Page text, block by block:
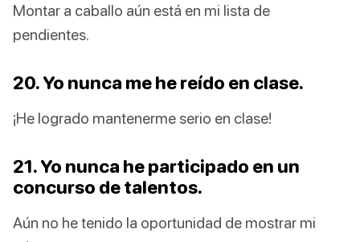
Montar a caballo aún está en mi lista de
pendientes.
20. Yo nunca me he reído en clase.
¡He logrado mantenerme serio en clase!
21. Yo nunca he participado en un
concurso de talentos.
Aún no he tenido la oportunidad de mostrar mi